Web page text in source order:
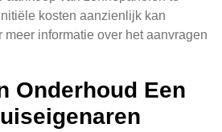
kosten aanzienlijk kan
meer informatie over het aanvragen
Onderhoud Een